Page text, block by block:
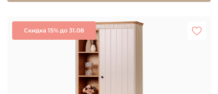
Скидка 15% до 31.08